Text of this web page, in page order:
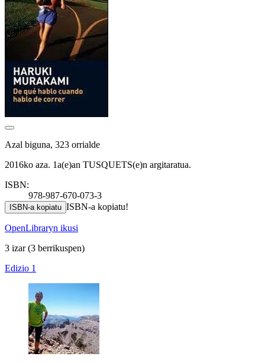
Azal biguna, 323 orrialde
2016ko aza. 1a(e)an TUSQUETS(e)n argitaratua.
ISBN:
978-987-670-073-3
ISBN-a kopiatu ISBN-a kopiatu!
OpenLibraryn ikusi
3 izar(3 berrikuspen)
Edizio 1